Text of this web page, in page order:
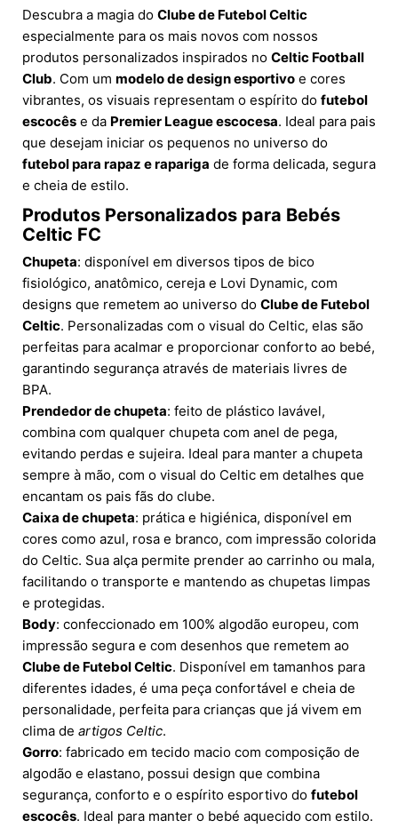
Descubra a magia do Clube de Futebol Celtic
especialmente para os mais novos com nossos
produtos personalizados inspirados no Celtic Football
Club. Com um modelo de design esportivo e cores
vibrantes, os visuais representam o espírito do futebol
escocês e da Premier League escocesa. Ideal para pais
que desejam iniciar os pequenos no universo do
futebol para rapaz e rapariga de forma delicada, segura
e cheia de estilo.
Produtos Personalizados para Bebés
Celtic FC
Chupeta: disponível em diversos tipos de bico
fisiológico, anatômico, cereja e Lovi Dynamic, com
designs que remetem ao universo do Clube de Futebol
Celtic. Personalizadas com o visual do Celtic, elas são
perfeitas para acalmar e proporcionar conforto ao bebé,
garantindo segurança através de materiais livres de
BPA.
Prendedor de chupeta: feito de plástico lavável,
combina com qualquer chupeta com anel de pega,
evitando perdas e sujeira. Ideal para manter a chupeta
sempre à mão, com o visual do Celtic em detalhes que
encantam os pais fãs do clube.
Caixa de chupeta: prática e higiénica, disponível em
cores como azul, rosa e branco, com impressão colorida
do Celtic. Sua alça permite prender ao carrinho ou mala,
facilitando o transporte e mantendo as chupetas limpas
e protegidas.
Body: confeccionado em 100% algodão europeu, com
impressão segura e com desenhos que remetem ao
Clube de Futebol Celtic. Disponível em tamanhos para
diferentes idades, é uma peça confortável e cheia de
personalidade, perfeita para crianças que já vivem em
clima de artigos Celtic.
Gorro: fabricado em tecido macio com composição de
algodão e elastano, possui design que combina
segurança, conforto e o espírito esportivo do futebol
escocês. Ideal para manter o bebé aquecido com estilo.